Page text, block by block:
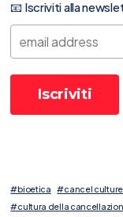
📧 Iscriviti alla
#bioetica #cancel culture
#cultura della